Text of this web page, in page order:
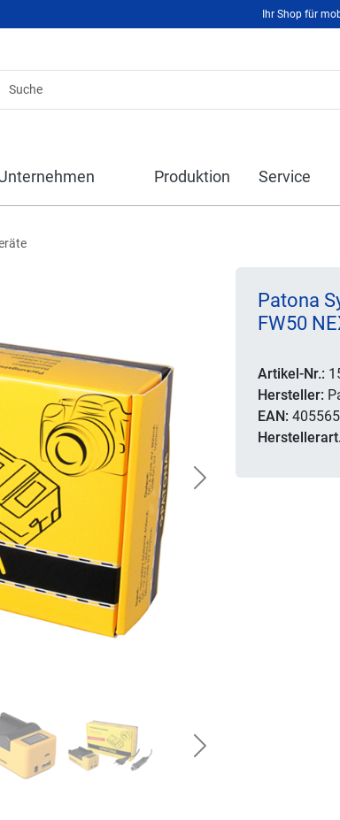
Ihr Shop für
Produktion Service
Next
Next
Patona
FW50
Artikel-Nr.:
Hersteller:
EAN: